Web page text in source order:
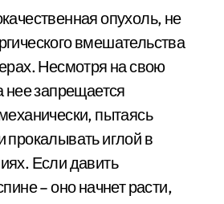
опухоль, не
вмешательства
Несмотря на свою
нее запрещается
пытаясь
прокалывать иглой в
Если давить
– оно начнет расти,